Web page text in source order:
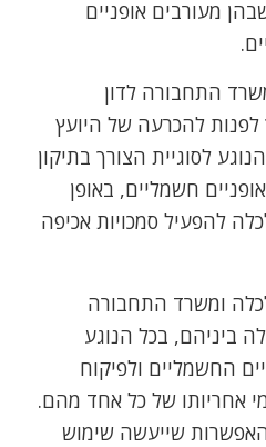
מעורבים אופניים
התחבורה לדון
להכרעה של היועץ
לסוגיית הצורך בתיקון
חשמליים, באופן
להפעיל סמכויות אכיפה
ומשרד התחבורה
ביניהם, בכל הנוגע
החשמליים ולפיקוח
אחריותו של כל אחד מהם.
שייעשה שימוש